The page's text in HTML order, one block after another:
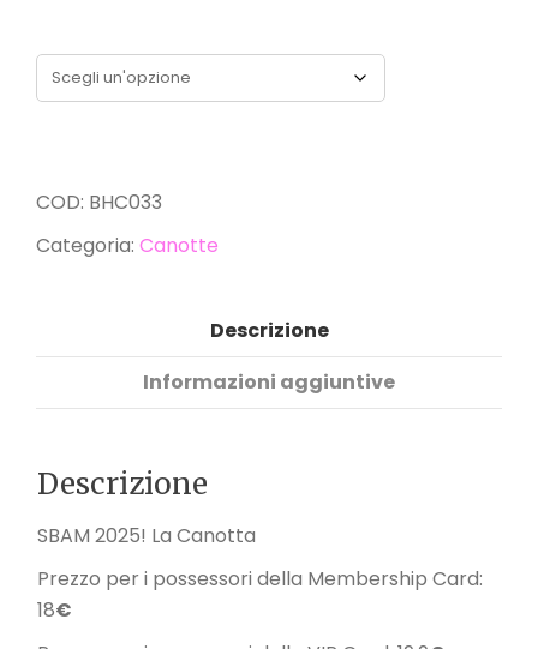
COD: BHC033
Categoria: Canotte
Descrizione
Informazioni aggiuntive
Descrizione
SBAM 2025! La Canotta
Prezzo per i possessori della Membership Card:
18€